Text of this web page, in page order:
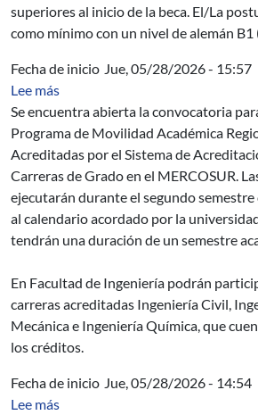
superiores al inicio de la beca. El/La
como mínimo con un nivel de alemán B1
Fecha de inicio Jue, 05/28/2026 - 15:57
Lee más
Se encuentra abierta la convocatoria
Programa de Movilidad Académica
Acreditadas por el Sistema de
Carreras de Grado en el MERCOSUR.
ejecutarán durante el segundo semestre
al calendario acordado por la
tendrán una duración de un semestre
En Facultad de Ingeniería podrán
carreras acreditadas Ingeniería Civil,
Mecánica e Ingeniería Química, que
los créditos.
Fecha de inicio Jue, 05/28/2026 - 14:54
Lee más